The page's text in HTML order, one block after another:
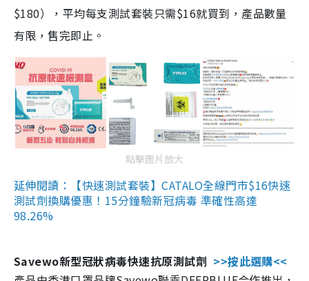
$180），平均每支測試套裝只需$16就買到，產品數量
有限，售完即止。
點擊圖片放大
延伸閱讀：【快速測試套裝】CATALO全線門市$16快速
測試劑換購優惠！15分鐘驗新冠病毒 準確性高達
98.26%
Savewo新型冠狀病毒快速抗原測試劑 >>按此選購<<